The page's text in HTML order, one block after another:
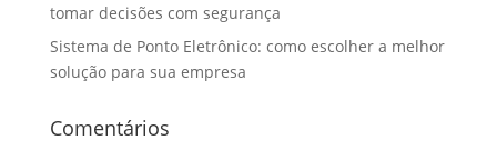
tomar decisões com segurança
Sistema de Ponto Eletrônico: como escolher a melhor
solução para sua empresa
Comentários